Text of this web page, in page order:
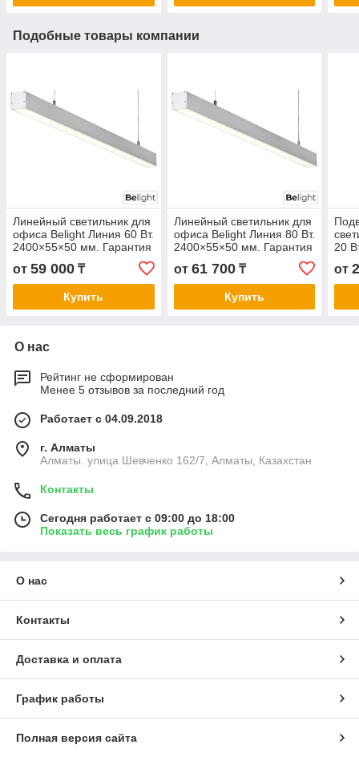
Подобные товары компании
Линейный светильник для
офиса Belight Линия 60 Вт.
2400×55×50 мм. Гарантия
3- 5 лет. Сертификат СТ
КЗ. Любой цвет корпуса
от 59 000 ₸
Купить
Линейный светильник для
офиса Belight Линия 80 Вт.
2400×55×50 мм. Гарантия
3- 5 лет. Сертификат СТ
КЗ. Любой цвет корпуса
от 61 700₸
Купить
20
от
О нас
Рейтинг не сформирован
Менее 5 отзывов за последний год
Работает с 04.09.2018
г. Алматы
Алматы. улица Шевченко 162/7, Алматы, Казахстан
Контакты
Сегодня работает с 09:00 до 18:00
Показать весь график работы
О нас
Контакты
Доставка и оплата
График работы
Полная версия сайта